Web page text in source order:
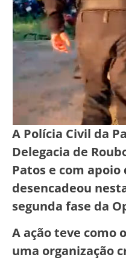
A Polícia Civil da
Delegacia de
Patos e com
desencadeou
segunda fase da
A ação teve como
uma organização